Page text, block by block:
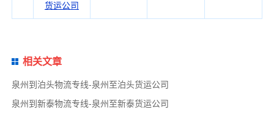
货运公司
相关文章
泉州到泊头物流专线-泉州至泊头货运公司
泉州到新泰物流专线-泉州至新泰货运公司